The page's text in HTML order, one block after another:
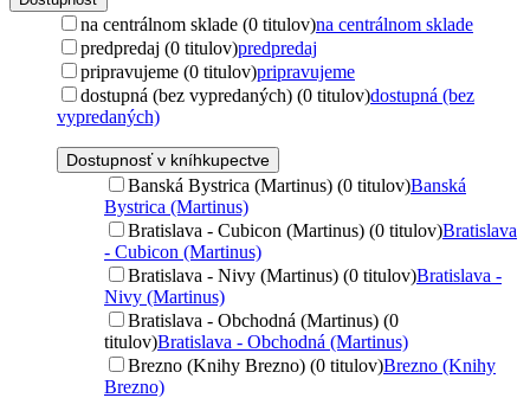
na centrálnom sklade (0 titulov)na centrálnom sklade
predpredaj (0 titulov)predpredaj
pripravujeme (0 titulov)pripravujeme
dostupná (bez vypredaných) (0 titulov)dostupná (bez
vypredaných)
Dostupnosť v kníhkupectve
Banská Bystrica (Martinus) (0 titulov)Banská
Bystrica (Martinus)
Bratislava - Cubicon (Martinus) (0 titulov)Bratislava
- Cubicon (Martinus)
Bratislava - Nivy (Martinus) (0 titulov)Bratislava -
Nivy (Martinus)
Bratislava - Obchodná (Martinus) (0
titulov)Bratislava - Obchodná (Martinus)
Brezno (Knihy Brezno) (0 titulov)Brezno (Knihy
Brezno)